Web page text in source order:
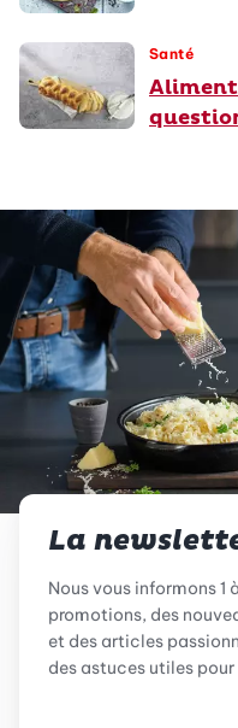
Santé
La
Nous vous informons 1
promotions, des
et des articles
des astuces utiles